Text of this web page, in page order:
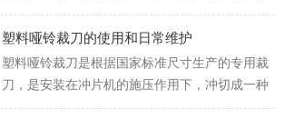
类、皮革、服装、纺织、绝缘体、电线、电
缆、端子...等各类材料，测试其拉伸，撕裂，剥
离，抗压，弯曲等材料研发，检验测试，功能其
全，用途广泛。今天就由小编...
塑料哑铃裁刀的使用和日常维护
塑料哑铃裁刀是根据国家标准尺寸生产的专用裁
刀，是安装在冲片机的施压作用下，冲切成一种
客户所需要国家标准尺寸的拉伸试片，是拉力机